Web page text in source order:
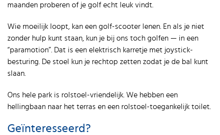
maanden proberen of je golf echt leuk vindt.
Wie moeilijk loopt, kan een golf-scooter lenen. En als je niet
zonder hulp kunt staan, kun je bij ons toch golfen — in een
“paramotion”. Dat is een elektrisch karretje met joystick-
besturing. De stoel kun je rechtop zetten zodat je de bal kunt
slaan.
Ons hele park is rolstoel-vriendelijk. We hebben een
hellingbaan naar het terras en een rolstoel-toegankelijk toilet.
Geïnteresseerd?